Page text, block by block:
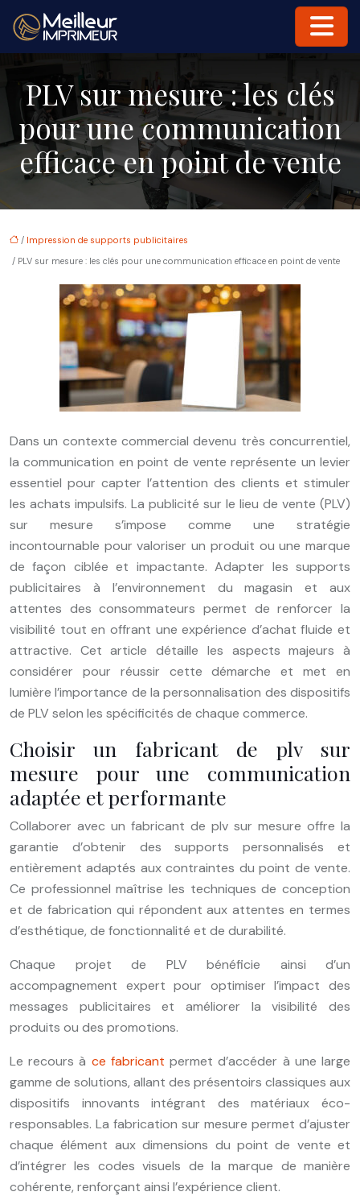
PLV sur mesure : les clés
pour une communication
efficace en point de vente
/ Impression de supports publicitaires
/ PLV sur mesure : les clés pour une communication efficace en point de vente
Dans un contexte commercial devenu très concurrentiel,
la communication en point de vente représente un levier
essentiel pour capter l’attention des clients et stimuler
les achats impulsifs. La publicité sur le lieu de vente (PLV)
sur mesure s’impose comme une stratégie
incontournable pour valoriser un produit ou une marque
de façon ciblée et impactante. Adapter les supports
publicitaires à l’environnement du magasin et aux
attentes des consommateurs permet de renforcer la
visibilité tout en offrant une expérience d’achat fluide et
attractive. Cet article détaille les aspects majeurs à
considérer pour réussir cette démarche et met en
lumière l’importance de la personnalisation des dispositifs
de PLV selon les spécificités de chaque commerce.
Choisir un fabricant de plv sur
mesure pour une communication
adaptée et performante
Collaborer avec un fabricant de plv sur mesure offre la
garantie d’obtenir des supports personnalisés et
entièrement adaptés aux contraintes du point de vente.
Ce professionnel maîtrise les techniques de conception
et de fabrication qui répondent aux attentes en termes
d’esthétique, de fonctionnalité et de durabilité.
Chaque projet de PLV bénéficie ainsi d’un
accompagnement expert pour optimiser l’impact des
messages publicitaires et améliorer la visibilité des
produits ou des promotions.
Le recours à ce fabricant permet d’accéder à une large
gamme de solutions, allant des présentoirs classiques aux
dispositifs innovants intégrant des matériaux éco-
responsables. La fabrication sur mesure permet d’ajuster
chaque élément aux dimensions du point de vente et
d’intégrer les codes visuels de la marque de manière
cohérente, renforçant ainsi l’expérience client.